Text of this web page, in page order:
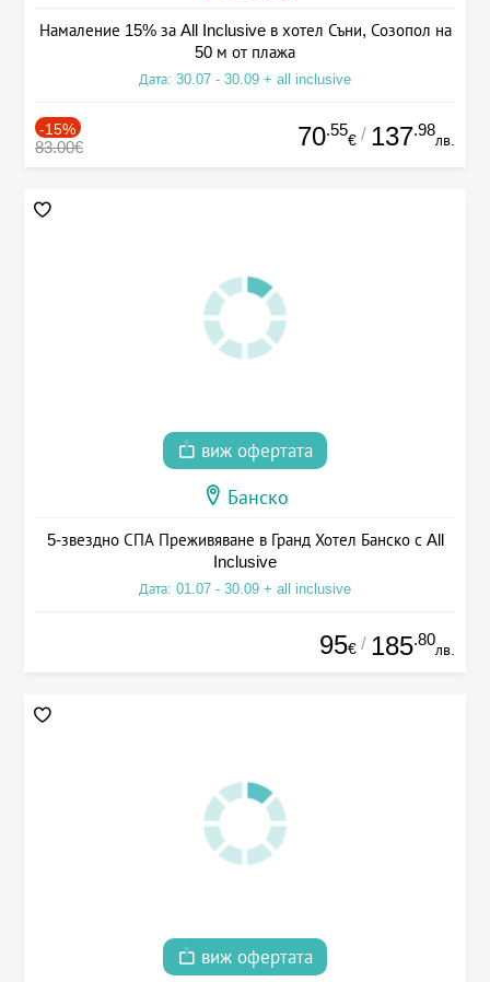
Намаление 15% за All Inclusive в хотел Съни, Созопол на
50 м от плажа
Дата: 30.07 - 30.09 + all inclusive
-15%
83.00€ 70.55
€ / 137.98
лв.
виж офертата
Банско
5-звездно СПА Преживяване в Гранд Хотел Банско с All
Inclusive
Дата: 01.07 - 30.09 + all inclusive
95€ / 185.80
лв.
виж офертата